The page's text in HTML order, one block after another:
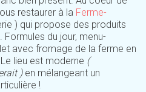
restaurer à la Ferme-
) qui propose des produits
du jour, menu-
avec fromage de la ferme en
lieu est moderne (
)en mélangeant un
!